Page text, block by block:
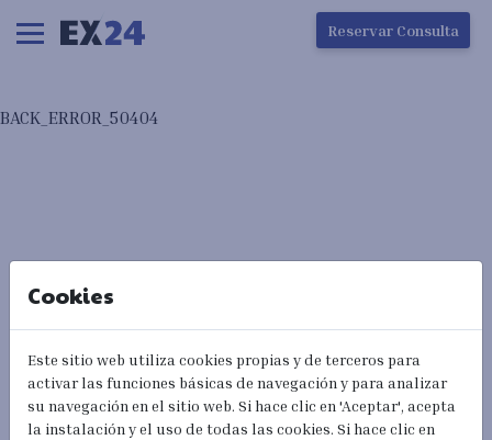
Ha ocurrido un error en la carga de la pantalla
Reservar Consulta
BACK_ERROR_50404
Cookies
Este sitio web utiliza cookies propias y de terceros para
activar las funciones básicas de navegación y para analizar
su navegación en el sitio web. Si hace clic en 'Aceptar', acepta
la instalación y el uso de todas las cookies. Si hace clic en